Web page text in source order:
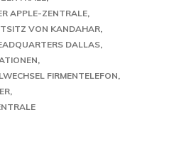
APPLE-ZENTRALE
VON KANDAHAR
DALLAS
FIRMENTELEFON